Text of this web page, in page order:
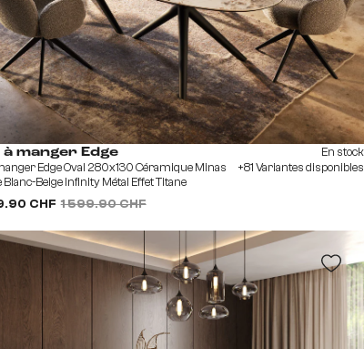
à manger Edge
Edge Oval 280x130 Céramique Minas
Blanc-Beige Infinity Métal Effet Titane
CHF 1 599.90 CHF
En stock
+81 Variantes disponibles